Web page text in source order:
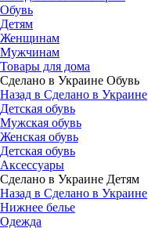
Обувь
Детям
Женщинам
Мужчинам
Товары для дома
Сделано в Украине Обувь
Назад в Сделано в Украине
Детская обувь
Мужская обувь
Женская обувь
Детская обувь
Аксессуары
Сделано в Украине Детям
Назад в Сделано в Украине
Нижнее белье
Одежда